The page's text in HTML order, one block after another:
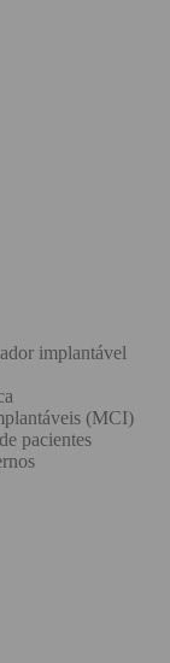
implantável
(MCI)
pacientes